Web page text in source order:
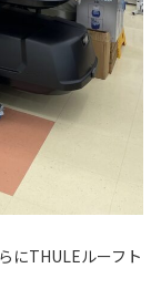
にTHULEルーフト